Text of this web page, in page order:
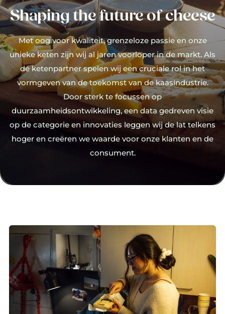
Shaping the future of cheese
Met oog voor kwaliteit, grenzeloze passie en onze
unieke keten zijn wij al jaren voorloper in de markt. Als
dé ketenpartner spelen wij een cruciale rol in het
vormgeven van de toekomst van de kaasindustrie.
Door sterk te focussen op
duurzaamheidsontwikkeling, een data gedreven visie
op de categorie en innovaties leggen wij de lat telkens
hoger en creëren we waarde voor onze klanten en de
consument.